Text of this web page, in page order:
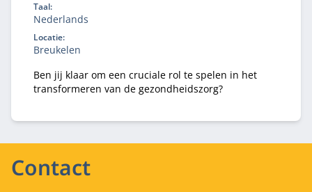
Taal:
Nederlands
Locatie:
Breukelen
Ben jij klaar om een cruciale rol te spelen in het
transformeren van de gezondheidszorg?
Contact